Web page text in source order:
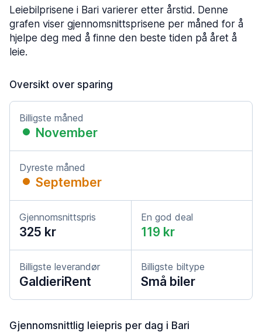
Leiebilprisene i Bari varierer etter årstid. Denne
grafen viser gjennomsnittsprisene per måned for å
hjelpe deg med å finne den beste tiden på året å
leie.
Oversikt over sparing
Billigste måned
November
Dyreste måned
September
Gjennomsnittspris
325 kr
En god deal
119 kr
Billigste leverandør
GaldieriRent
Billigste biltype
Små biler
Gjennomsnittlig leiepris per dag i Bari